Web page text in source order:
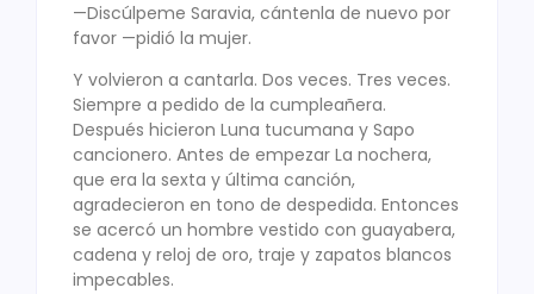
—Discúlpeme Saravia, cántenla de nuevo por
favor —pidió la mujer.
Y volvieron a cantarla. Dos veces. Tres veces.
Siempre a pedido de la cumpleañera.
Después hicieron Luna tucumana y Sapo
cancionero. Antes de empezar La nochera,
que era la sexta y última canción,
agradecieron en tono de despedida. Entonces
se acercó un hombre vestido con guayabera,
cadena y reloj de oro, traje y zapatos blancos
impecables.